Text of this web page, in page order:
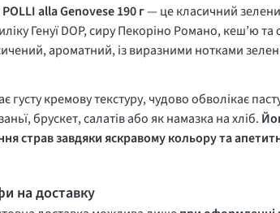
alla Genovese 190 г— це класичний
Генуї DOP, сиру Пекоріно Романо, кеш’ю
ароматний, із виразними нотками
густу кремову текстуру, чудово обволікає
брускет, салатів або як намазка на хліб.
страв завдяки яскравому кольору та
на доставку